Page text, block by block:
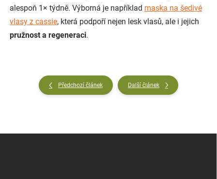
alespoň 1 × týdně. Výborná je například maska na šedivé
vlasy z cassie, která podpoří nejen lesk vlasů, ale i jejich
pružnost a regeneraci.
Předchozí článek Další článek